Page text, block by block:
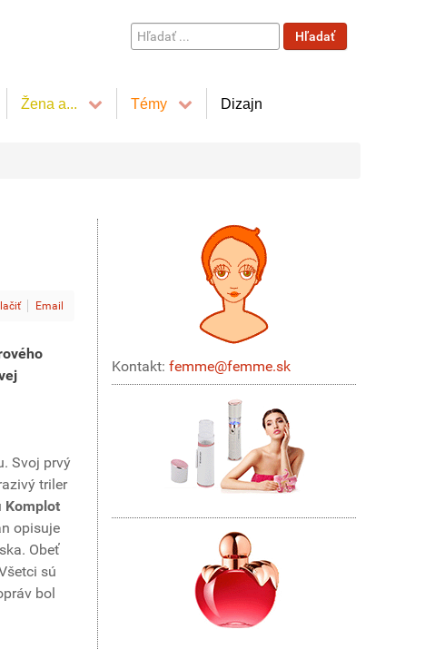
Hľadať
...
Hľadať
Žena a... Témy Dizajn
Email
Svoj prvý
triler
Komplot
opisuje
Obeť
sú
bol
Kontakt: femme@femme.sk